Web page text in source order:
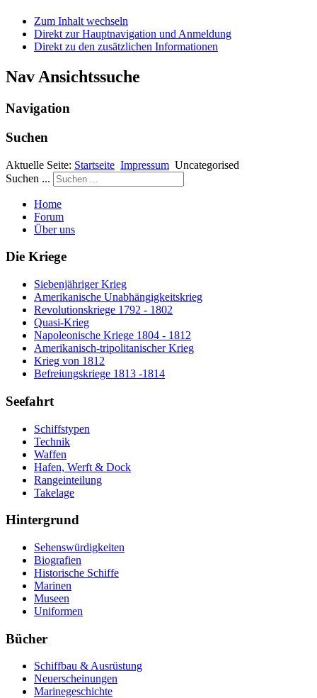
Zum Inhalt wechseln
Direkt zur Hauptnavigation und Anmeldung
Direkt zu den zusätzlichen Informationen
Nav Ansichtssuche
Navigation
Suchen
Aktuelle Seite: Startseite Impressum Uncategorised
Suchen ...
Home
Forum
Über uns
Die Kriege
Siebenjähriger Krieg
Amerikanische Unabhängigkeitskrieg
Revolutionskriege 1792 - 1802
Quasi-Krieg
Napoleonische Kriege 1804 - 1812
Amerikanisch-tripolitanischer Krieg
Krieg von 1812
Befreiungskriege 1813 -1814
Seefahrt
Schiffstypen
Technik
Waffen
Hafen, Werft & Dock
Rangeinteilung
Takelage
Hintergrund
Sehenswürdigkeiten
Biografien
Historische Schiffe
Marinen
Museen
Uniformen
Bücher
Schiffbau & Ausrüstung
Neuerscheinungen
Marinegeschichte